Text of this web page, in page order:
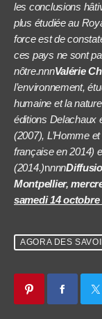
les conclusions
plus étudiée au
force est de
ces pays ne sont
nôtre.nnnValérie
l’environnement,
humaine et la
éditions Delachaux
(2007), L’Homme
française en 2014)
(2014.)nnnn
Montpellier,
samedi 14 octobre
AGORA DES